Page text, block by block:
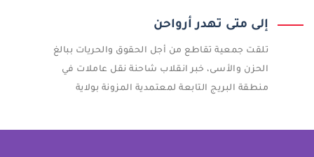
إلى متى تهدر أرواحن
تلقت جمعية تقاطع من أجل الحقوق والحريات ببالغ
الحزن والأسى، خبر انقلاب شاحنة نقل عاملات في
منطقة البريج التابعة لمعتمدية المزونة بولاية